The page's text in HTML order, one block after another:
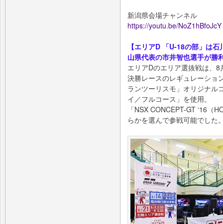
新潟県会場チャンネル
https://youtu.be/NoZ1hBfoJcY
【エリアD 「U-18の部」は
山県代表の市井智也選手が勝
エリアDのエリア選抜戦は、
決勝レースのレギュレーショ
ランツーリスモ」オリジナル
イ／フルコース」を使用。
「NSX CONCEPT-GT ‘16（
らかを選んで参戦可能でした